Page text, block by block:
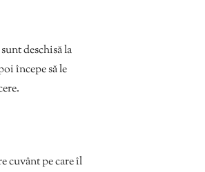
deschisă la
începe să le
cuvânt pe care îl